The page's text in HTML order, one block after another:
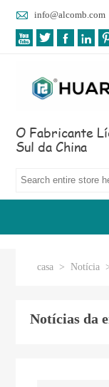
 info@alcomb.com
   
O Fabricante
Sul da China
casa > Notícia
Notícias da